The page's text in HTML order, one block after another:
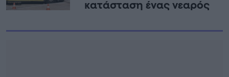
κατάσταση ένας νεαρός